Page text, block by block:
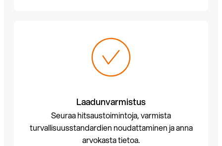
Laadunvarmistus
Seuraa hitsaustoimintoja, varmista
turvallisuusstandardien noudattaminen ja anna
arvokasta tietoa.